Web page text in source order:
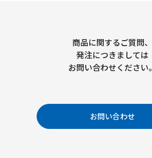
商品に関するご質問、
発注につきましては
お問い合わせください。
お問い合わせ